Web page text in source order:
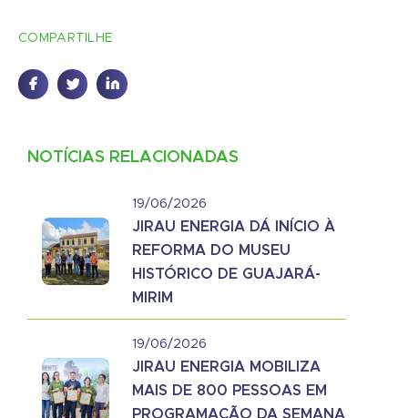
COMPARTILHE
NOTÍCIAS RELACIONADAS
19/06/2026
JIRAU ENERGIA DÁ INÍCIO À
REFORMA DO MUSEU
HISTÓRICO DE GUAJARÁ-
MIRIM
19/06/2026
JIRAU ENERGIA MOBILIZA
MAIS DE 800 PESSOAS EM
PROGRAMAÇÃO DA SEMANA